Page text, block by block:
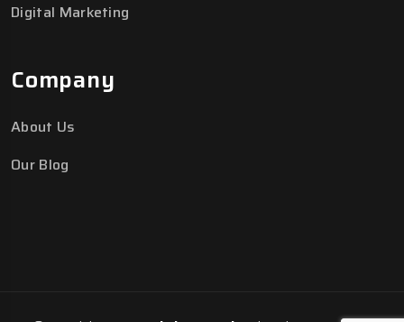
Digital Marketing
Company
About Us
Our Blog